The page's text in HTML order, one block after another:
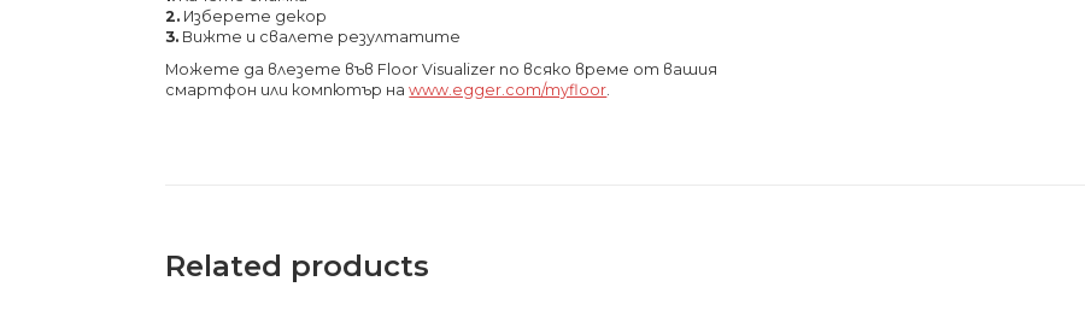
2. Изберете декор
3. Вижте и свалете резултатите
Можете да влезете във Floor Visualizer по всяко време от вашия
смартфон или компютър наwww.egger.com/myfloor.
Related products